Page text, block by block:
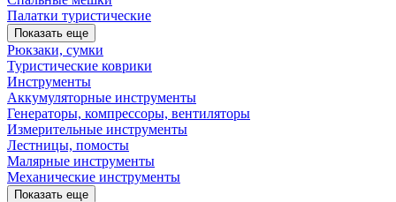
Палатки туристические
Показать еще
Рюкзаки, сумки
Туристические коврики
Инструменты
Аккумуляторные инструменты
Генераторы, компрессоры, вентиляторы
Измерительные инструменты
Лестницы, помосты
Малярные инструменты
Механические инструменты
Показать еще